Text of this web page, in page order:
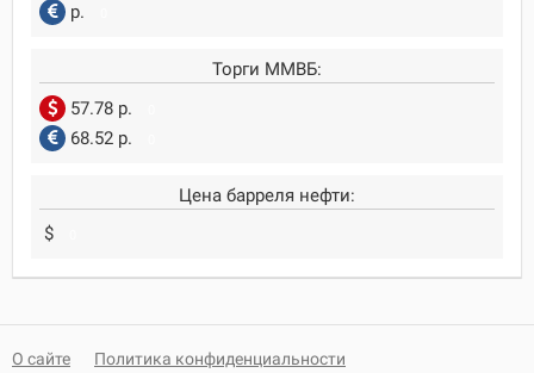
р.
Торги ММВБ:
57.78 р.
68.52 р.
Цена барреля нефти:
$
О сайте Политика конфиденциальности